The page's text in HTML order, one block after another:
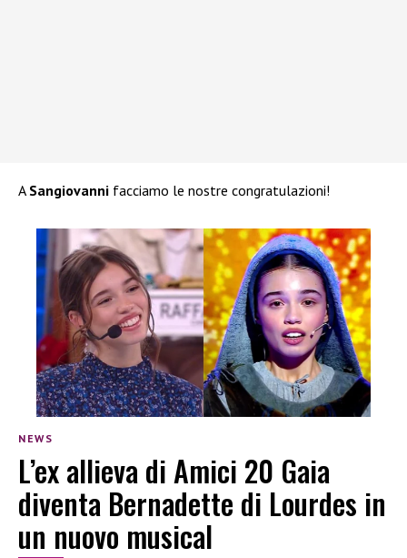
A Sangiovanni facciamo le nostre congratulazioni!
NEWS
L’ex allieva di Amici 20 Gaia
diventa Bernadette di Lourdes in
un nuovo musical